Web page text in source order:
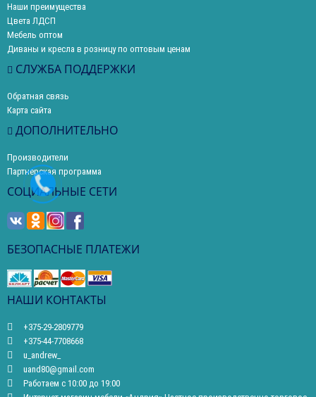
Наши преимущества
Цвета ЛДСП
Мебель оптом
Диваны и кресла в розницу по оптовым ценам
СЛУЖБА ПОДДЕРЖКИ
Обратная связь
Карта сайта
ДОПОЛНИТЕЛЬНО
Производители
Партнерская программа
СОЦИАЛЬНЫЕ СЕТИ
БЕЗОПАСНЫЕ ПЛАТЕЖИ
НАШИ КОНТАКТЫ
+375-29-2809779
+375-44-7708668
u_andrew_
uand80@gmail.com
Работаем с 10:00 до 19:00